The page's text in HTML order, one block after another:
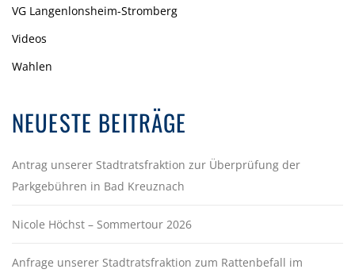
VG Langenlonsheim-Stromberg
Videos
Wahlen
NEUESTE BEITRÄGE
Antrag unserer Stadtratsfraktion zur Überprüfung der
Parkgebühren in Bad Kreuznach
Nicole Höchst – Sommertour 2026
Anfrage unserer Stadtratsfraktion zum Rattenbefall im